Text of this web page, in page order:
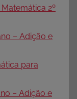
2º
– Adição e
para
– Adição e